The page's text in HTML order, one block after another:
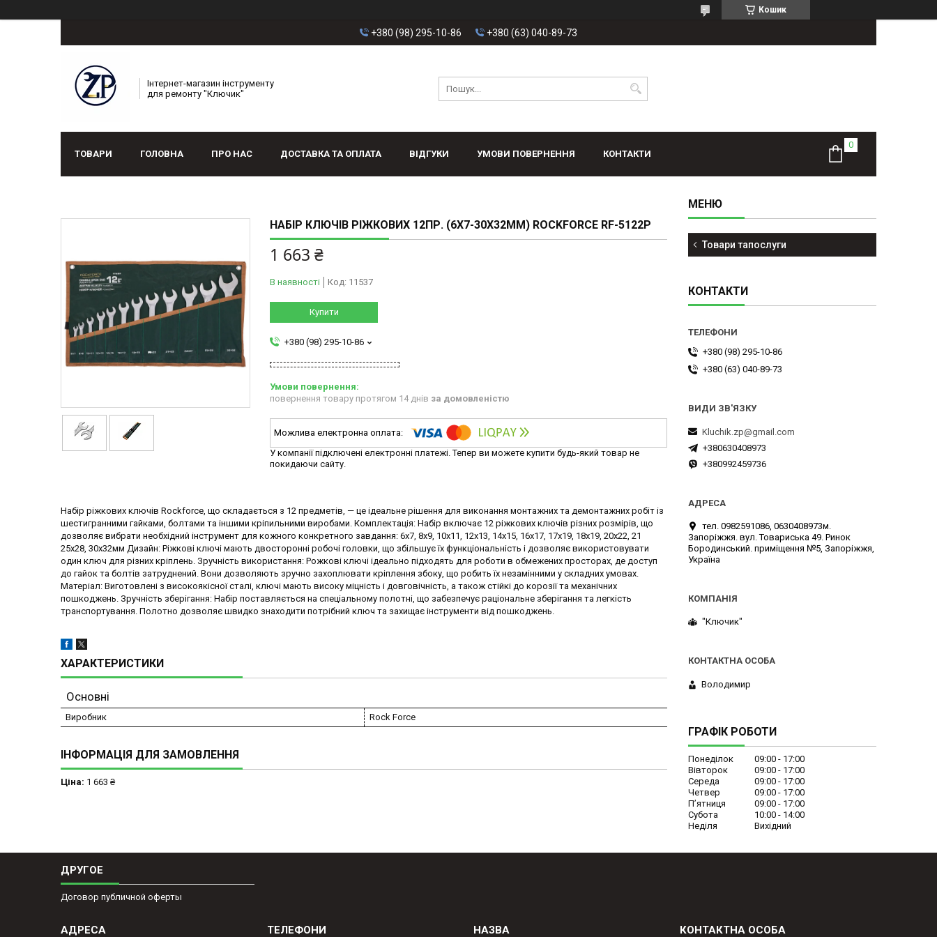
Кошик
+380 (98) 295-10-86 +380 (63) 040-89-73
Інтернет-магазин інструменту
для ремонту "Ключик"
ТОВАРИ ГОЛОВНА ПРО НАС ДОСТАВКА ТА ОПЛАТА ВІДГУКИ УМОВИ ПОВЕРНЕННЯ КОНТАКТИ
НАБІР КЛЮЧІВ РІЖКОВИХ 12ПР. (6Х7-30Х32ММ) ROCKFORCE RF-5122P
1 663 ₴
В наявності Код: 11537
Купити
+380 (98) 295-10-86
повернення товару протягом 14 днів за домовленістю
У компанії підключені електронні платежі. Тепер ви можете купити будь-який товар не
покидаючи сайту.
Набір ріжкових ключів Rockforce, що складається з 12 предметів, — це ідеальне рішення для виконання монтажних та демонтажних робіт із
шестигранними гайками, болтами та іншими кріпильними виробами. Комплектація: Набір включає 12 ріжкових ключів різних розмірів, що
дозволяє вибрати необхідний інструмент для кожного конкретного завдання: 6х7, 8х9, 10х11, 12х13, 14х15, 16х17, 17х19, 18х19, 20х22, 21
25х28, 30х32мм Дизайн: Ріжкові ключі мають двосторонні робочі головки, що збільшує їх функціональність і дозволяє використовувати
один ключ для різних кріплень. Зручність використання: Рожкові ключі ідеально підходять для роботи в обмежених просторах, де доступ
до гайок та болтів затруднений. Вони дозволяють зручно захоплювати кріплення збоку, що робить їх незамінними у складних умовах.
Матеріал: Виготовлені з високоякісної сталі, ключі мають високу міцність і довговічність, а також стійкі до корозії та механічних
пошкоджень. Зручність зберігання: Набір поставляється на спеціальному полотні, що забезпечує раціональне зберігання та легкість
транспортування. Полотно дозволяє швидко знаходити потрібний ключ та захищає інструменти від пошкоджень.
ХАРАКТЕРИСТИКИ
Основні
Виробник Rock Force
ІНФОРМАЦІЯ ДЛЯ ЗАМОВЛЕННЯ
Ціна: 1 663 ₴
Товари тапослуги
КОНТАКТИ
+380 (98) 295-10-86
+380 (63) 040-89-73
Kluchik.zp@gmail.com
+380630408973
+380992459736
тел. 0982591086, 0630408973м.
Запоріжжя. вул. Товариська 49. Ринок
Бородинський. приміщення №5, Запоріжжя,
Україна
"Ключик"
Володимир
ГРАФІК РОБОТИ
Понеділок 09:00
17:00
Вівторок
09:00
17:00
Середа
09:00
17:00
Четвер
09:00
17:00
Пʼятниця
09:00
17:00
Субота
10:00
14:00
Неділя
Вихідний
ДРУГОЕ
Договор публичной оферты